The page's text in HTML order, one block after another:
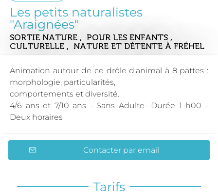
Les petits naturalistes
"Araignées"
SORTIE NATURE , POUR LES ENFANTS ,
CULTURELLE , NATURE ET DÉTENTE À FRÉHEL
Animation autour de ce drôle d'animal à 8 pattes :
morphologie, particularités,
comportements et diversité.
4/6 ans et 7/10 ans - Sans Adulte- Durée 1 h00 -
Deux horaires
Contacter par email
Tarifs